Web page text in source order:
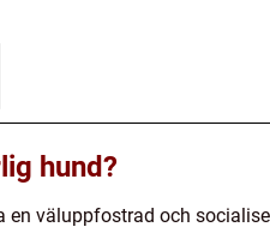
hund?
väluppfostrad och